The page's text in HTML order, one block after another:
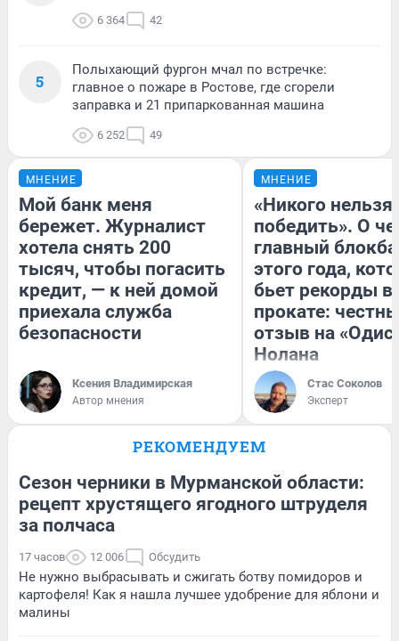
6 364 42
5
Полыхающий фургон мчал по встречке:
главное о пожаре в Ростове, где сгорели
заправка и 21 припаркованная машина
6 252 49
МНЕНИЕ
Мой банк меня
бережет. Журналист
хотела снять 200
тысяч, чтобы погасить
кредит, — к ней домой
приехала служба
безопасности
Ксения Владимирская
Автор мнения
МНЕНИЕ
«Никого нельзя
победить». О
главный
этого года,
бьет рекорды в
прокате:
отзыв на
Нолана
Стас Соколов
Эксперт
РЕКОМЕНДУЕМ
Сезон черники в Мурманской области:
рецепт хрустящего ягодного штруделя
за полчаса
17 часов 12 006 Обсудить
Не нужно выбрасывать и сжигать ботву помидоров и
картофеля! Как я нашла лучшее удобрение для яблони и
малины